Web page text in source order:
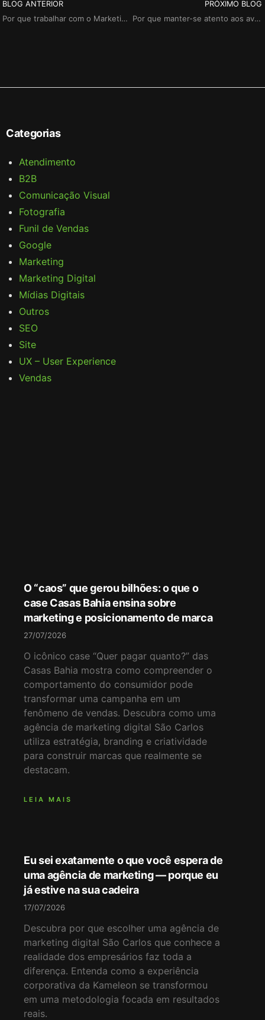
BLOG ANTERIOR
Por que trabalhar com o Marketing Digital para alavancar sua marca?
PRÓXIMO BLOG
Por que manter-se atento aos avanços da inteligência artificial?
Categorias
Atendimento
B2B
Comunicação Visual
Fotografia
Funil de Vendas
Google
Marketing
Marketing Digital
Mídias Digitais
Outros
SEO
Site
UX – User Experience
Vendas
O “caos” que gerou bilhões: o que o
case Casas Bahia ensina sobre
marketing e posicionamento de marca
27/07/2026
O icônico case “Quer pagar quanto?” das
Casas Bahia mostra como compreender o
comportamento do consumidor pode
transformar uma campanha em um
fenômeno de vendas. Descubra como uma
agência de marketing digital São Carlos
utiliza estratégia, branding e criatividade
para construir marcas que realmente se
destacam.
LEIA MAIS
Eu sei exatamente o que você espera de
uma agência de marketing — porque eu
já estive na sua cadeira
17/07/2026
Descubra por que escolher uma agência de
marketing digital São Carlos que conhece a
realidade dos empresários faz toda a
diferença. Entenda como a experiência
corporativa da Kameleon se transformou
em uma metodologia focada em resultados
reais.